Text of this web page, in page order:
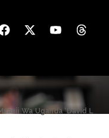
Wa Uganda ‘David Lutalo’ Atamba Na Ep Yake Mpya.